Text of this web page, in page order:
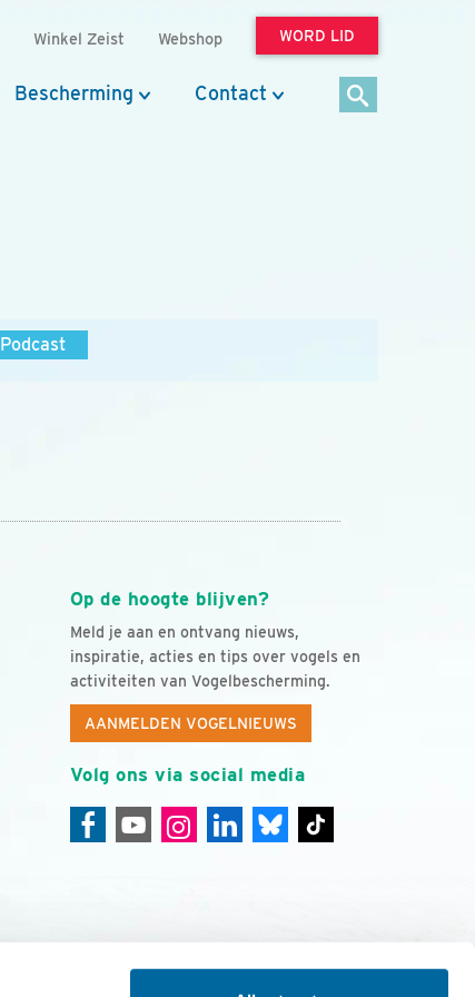
Winkel Zeist Webshop WORD LID
Bescherming Contact
Podcast
Op de hoogte blijven?
Meld je aan en ontvang nieuws,
inspiratie, acties en tips over vogels en
activiteiten van Vogelbescherming.
AANMELDEN VOGELNIEUWS
Volg ons via social media